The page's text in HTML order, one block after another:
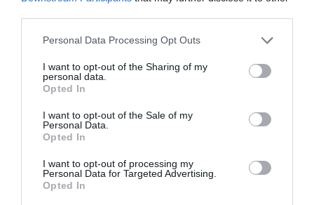
Personal Data Processing Opt Outs
I want to opt-out of the Sharing of my
personal data.
Opted In
I want to opt-out of the Sale of my
Personal Data.
Opted In
I want to opt-out of processing my
Personal Data for Targeted Advertising.
Opted In
F
a
c
e
b
o
o
k
M
e
ss
e
n
g
er
X W
h
at
A
p
C
o
p
Li
k
S
h
ar